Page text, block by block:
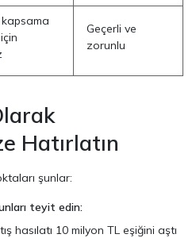
Geçerli ve
zorunlu
Hatırlatın
şunlar:
teyit edin:
hasılatı 10 milyon TL eşiğini aştı